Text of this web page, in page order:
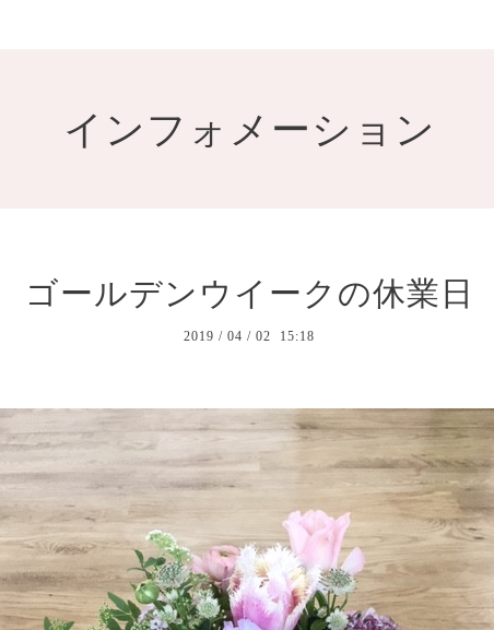
インフォメーション
ゴールデンウイークの休業日
2019 / 04 / 02 15:18